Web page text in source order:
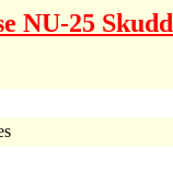
NU-25 Skudd